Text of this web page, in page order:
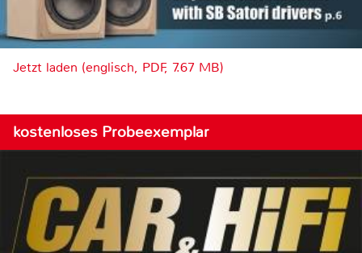
Jetzt laden (englisch, PDF, 7.67 MB)
kostenloses Probeexemplar